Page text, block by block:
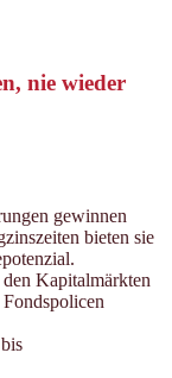
nie wieder
gewinnen
bieten sie
Kapitalmärkten